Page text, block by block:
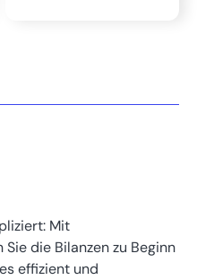
Mit
die Bilanzen zu Beginn
effizient und